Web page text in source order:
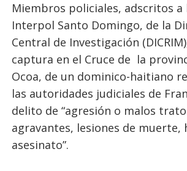
Miembros policiales, adscritos a
Interpol Santo Domingo, de la
Central de Investigación
captura en el Cruce de la
Ocoa, de un dominico-haitiano
las autoridades judiciales de
delito de “agresión o malos
agravantes, lesiones de muerte,
asesinato”.